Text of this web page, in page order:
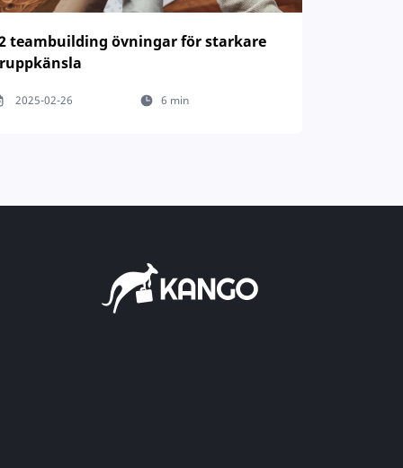
teambuilding övningar för starkare
2025-02-26 6 min